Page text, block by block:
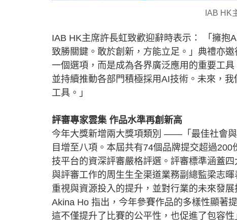
IAB HK
IAB HK主席許長虹致歡迎辭時表示： 「擁抱
致勝關鍵。敢於創新，方能立足。」典禮亦
一個選項，而是成為各界廣泛應用的重要工
並持續推動各部門積極採用AI技術。未來，
工具。」
評審專家雲集 作品水準再創新高
今年大獎新增兩大獎項類別 ——「最佳社會
目增至八項。本屆共有74個品牌提交超過
技平台的資深評審嚴格評選。評審標準涵蓋
與評審工作的周生生全渠道業務副總監梁志
重視與資源投入的提升，並對行業的未來發
Akina Ho 指出，今年參賽作品的多樣性顯著
這不僅提升了比賽的公平性，也促進了包容性